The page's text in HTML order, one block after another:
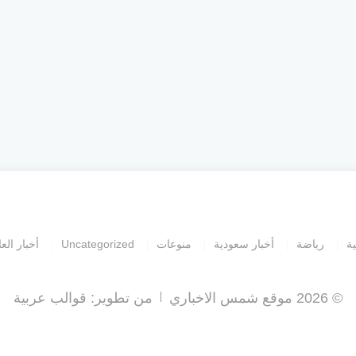
رياضة أخبار سعودية منوعات Uncategorized أخبار
© 2026 موقع شمس الاخباري من تطوير: قوالب عربية